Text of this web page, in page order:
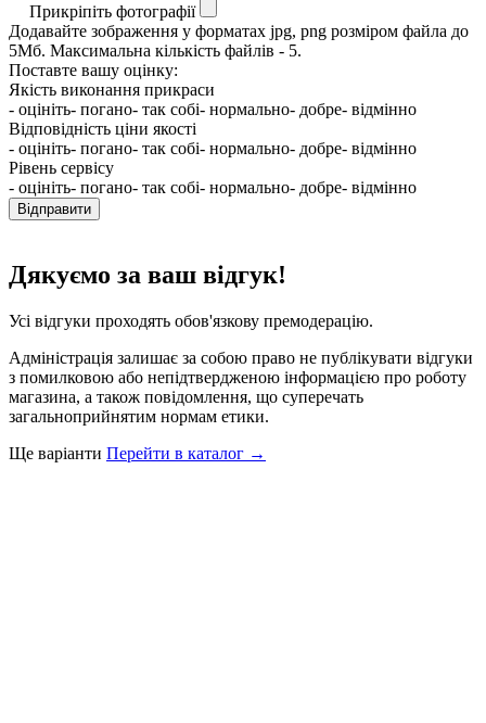
Прикріпіть фотографії
Додавайте зображення у форматах jpg, png розміром файла до
5Мб. Максимальна кількість файлів - 5.
Поставте вашу оцінку:
Якість виконання прикраси
- оцініть- погано- так собі- нормально- добре- відмінно
Відповідність ціни якості
- оцініть- погано- так собі- нормально- добре- відмінно
Рівень сервісу
- оцініть- погано- так собі- нормально- добре- відмінно
Відправити
Дякуємо за ваш відгук!
Усі відгуки проходять обов'язкову премодерацію.
Адміністрація залишає за собою право не публікувати відгуки
з помилковою або непідтвердженою інформацією про роботу
магазина, а також повідомлення, що суперечать
загальноприйнятим нормам етики.
Ще варіанти Перейти в каталог →